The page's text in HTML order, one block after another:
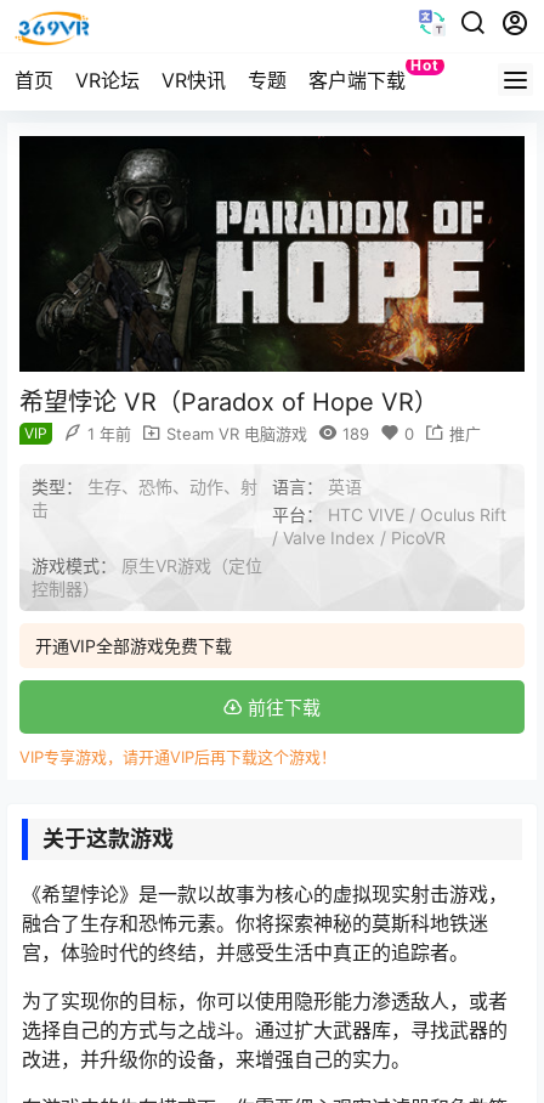
首页 VR论坛 VR快讯 专题 客户端下载
Hot
Quest
希望悖论 VR（Paradox of Hope VR）
VIP 1 年前 Steam VR 电脑游戏 189 0 推广
类型： 生存、恐怖、动作、射
击
语言： 英语
平台： HTC VIVE / Oculus Rift
/ Valve Index / PicoVR
游戏模式： 原生VR游戏（定位
控制器）
开通VIP全部游戏免费下载
前往下载
VIP专享游戏，请开通VIP后再下载这个游戏！
关于这款游戏
《希望悖论》是一款以故事为核心的虚拟现实射击游戏，
融合了生存和恐怖元素。你将探索神秘的莫斯科地铁迷
宫，体验时代的终结，并感受生活中真正的追踪者。
为了实现你的目标，你可以使用隐形能力渗透敌人，或者
选择自己的方式与之战斗。通过扩大武器库，寻找武器的
改进，并升级你的设备，来增强自己的实力。